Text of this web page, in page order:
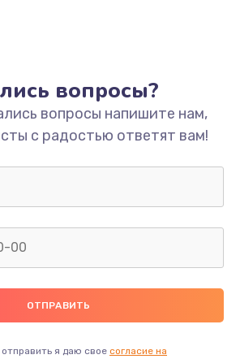
вопросы?
вопросы напишите нам,
с радостью ответят вам!
я даю свое согласие на